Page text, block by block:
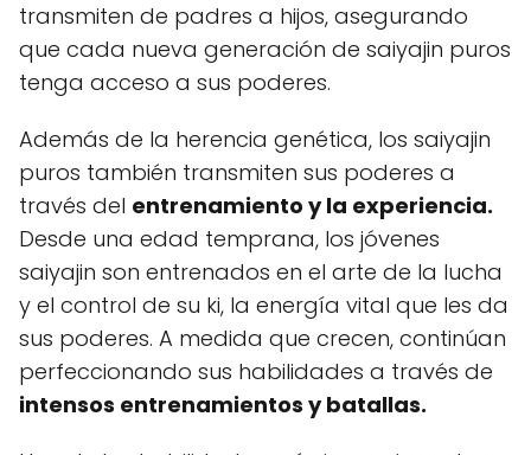
transmiten de padres a hijos, asegurando
que cada nueva generación de saiyajin puros
tenga acceso a sus poderes.
Además de la herencia genética, los saiyajin
puros también transmiten sus poderes a
través del entrenamiento y la experiencia.
Desde una edad temprana, los jóvenes
saiyajin son entrenados en el arte de la lucha
y el control de su ki, la energía vital que les da
sus poderes. A medida que crecen, continúan
perfeccionando sus habilidades a través de
intensos entrenamientos y batallas.